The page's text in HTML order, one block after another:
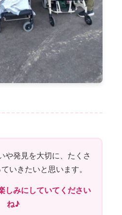
や発見を大切に、たくさ
いきたいと思います。
しみにしていてください
ね♪